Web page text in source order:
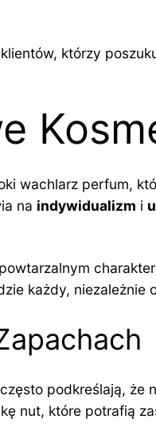
którzy
wachlarz perfum,
na indywidualizm i
każdy,
podkreślają, że
nut, które potrafią